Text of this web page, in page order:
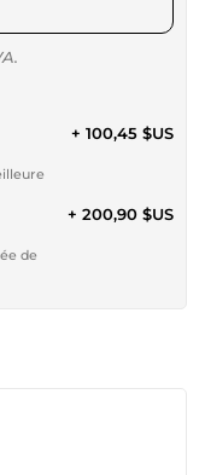
+ 100,45 $US
de
+ 200,90 $US